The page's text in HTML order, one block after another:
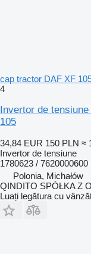
cap tractor DAF XF
4
Invertor de
105
34,84 EUR 150 PLN ≈
Invertor de tensiune
1780623 / 7620000600
Polonia, Michałów
QINDITO SPÓŁKA Z
Luați legătura cu